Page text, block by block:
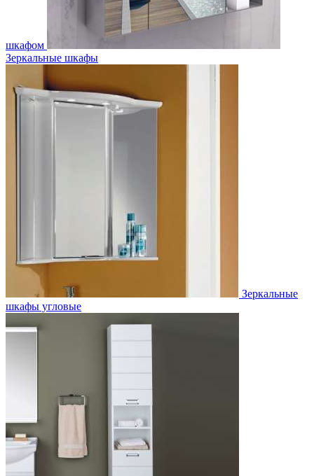
шкафом
Зеркальные шкафы
Зеркальные
шкафы угловые